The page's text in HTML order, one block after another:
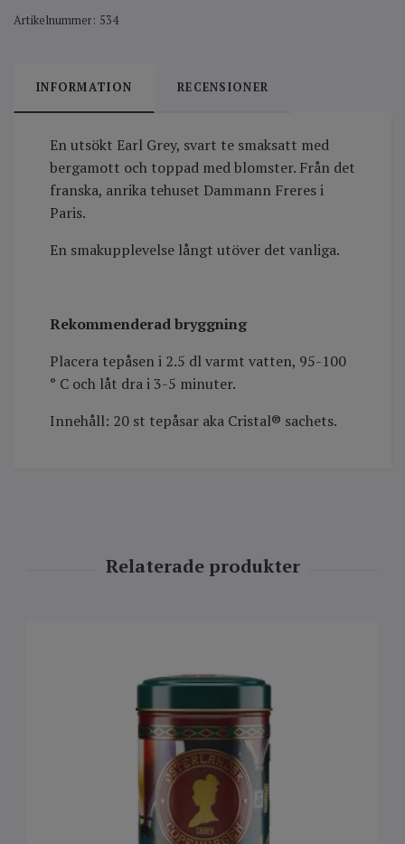
Artikelnummer: 534
INFORMATION RECENSIONER
En utsökt Earl Grey, svart te smaksatt med
bergamott och toppad med blomster. Från det
franska, anrika tehuset Dammann Freres i
Paris.
En smakupplevelse långt utöver det vanliga.
Rekommenderad bryggning
Placera tepåsen i 2.5 dl varmt vatten, 95-100
° C och låt dra i 3-5 minuter.
Innehåll: 20 st tepåsar aka Cristal® sachets.